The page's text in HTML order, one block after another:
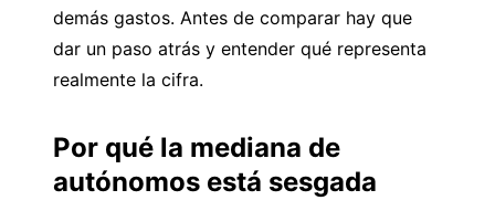
demás gastos. Antes de comparar hay que
dar un paso atrás y entender qué representa
realmente la cifra.
Por qué la mediana de
autónomos está sesgada